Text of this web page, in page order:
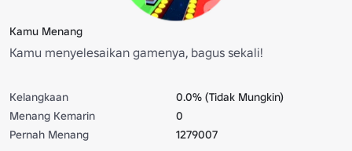
Kamu Menang
Kamu menyelesaikan gamenya, bagus sekali!
Kelangkaan
0.0% (Tidak Mungkin)
Menang Kemarin
0
Pernah Menang
1279007